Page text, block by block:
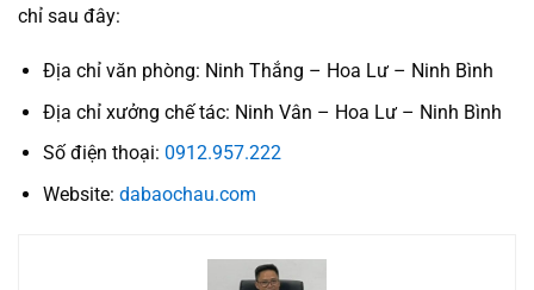
chỉ sau đây:
Địa chỉ văn phòng: Ninh Thắng – Hoa Lư – Ninh Bình
Địa chỉ xưởng chế tác: Ninh Vân – Hoa Lư – Ninh Bình
Số điện thoại: 0912.957.222
Website: dabaochau.com